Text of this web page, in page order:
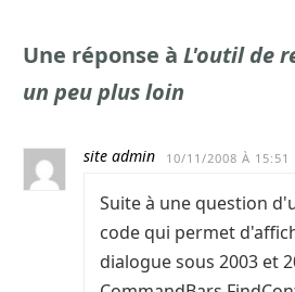
Une réponse à L'outil de
un peu plus loin
site admin 10/11/2008 À 15:51
Suite à une question
code qui permet
dialogue sous 2003 et